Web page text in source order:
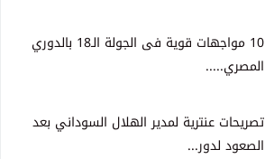
10 مواجهات قوية فى الجولة الـ18 بالدوري
المصري.....
تصريحات عنترية لمدير الهلال السوداني بعد
الصعود لدور...